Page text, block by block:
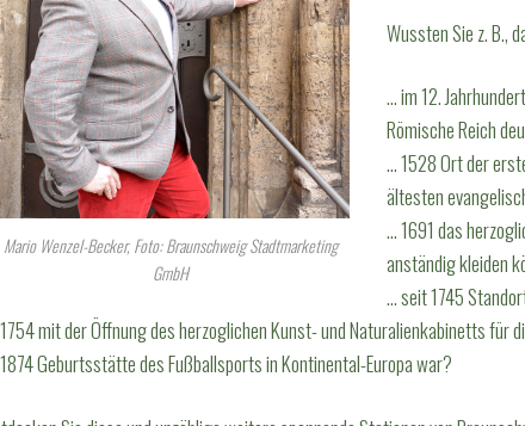
Mario Wenzel-Becker, Foto: Braunschweig Stadtmarketing
GmbH
Wussten Sie z. B.,
… im 12.
Römische Reich
… 1528 Ort der
ältesten
… 1691 das
anständig kleiden
… seit 1745
mit der Öffnung des herzoglichen Kunst- und Naturalienkabinetts für
Geburtsstätte des Fußballsports in Kontinental-Europa war?